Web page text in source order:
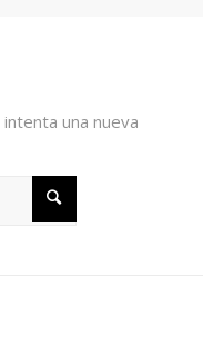
una nueva